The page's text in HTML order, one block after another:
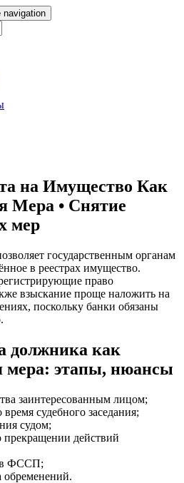
navigation
на Имущество Как
Мера • Снятие
мер
государственным органам
в реестрах имущество.
право
взыскание проще наложить на
поскольку банки обязаны
должника как
мера: этапы, нюансы
заинтересованным лицом;
судебного заседания;
судом;
прекращении действий
в ФССП;
обременений.